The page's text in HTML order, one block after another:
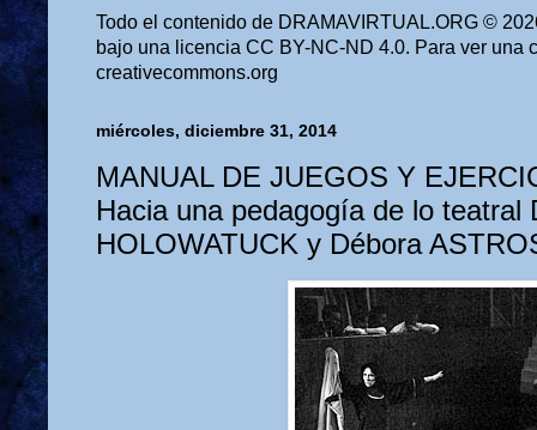
Todo el contenido de DRAMAVIRTUAL.ORG ©
bajo una licencia CC BY-NC-ND 4.0. Para ver una
creativecommons.org
miércoles, diciembre 31, 2014
MANUAL DE JUEGOS Y
Hacia una pedagogía de lo teatral
HOLOWATUCK y Débora